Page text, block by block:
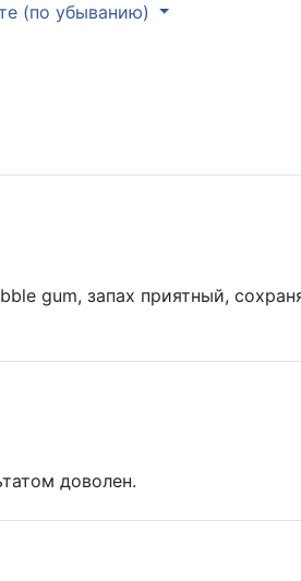
(по убыванию)
gum, запах приятный,
доволен.